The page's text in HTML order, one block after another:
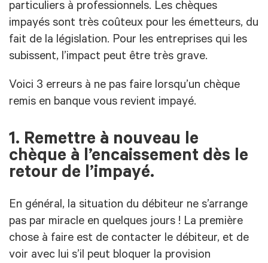
particuliers à professionnels. Les chèques
impayés sont très coûteux pour les émetteurs, du
fait de la législation. Pour les entreprises qui les
subissent, l’impact peut être très grave.
Voici 3 erreurs à ne pas faire lorsqu’un chèque
remis en banque vous revient impayé.
1. Remettre à nouveau le
chèque à l’encaissement dès le
retour de l’impayé.
En général, la situation du débiteur ne s’arrange
pas par miracle en quelques jours ! La première
chose à faire est de contacter le débiteur, et de
voir avec lui s’il peut bloquer la provision